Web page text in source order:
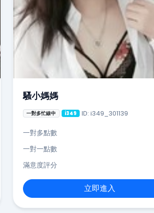
騷小媽媽
一對多忙線中 i349 ID: i349_301139
一對多點數
一對一點數
滿意度評分
立即進入